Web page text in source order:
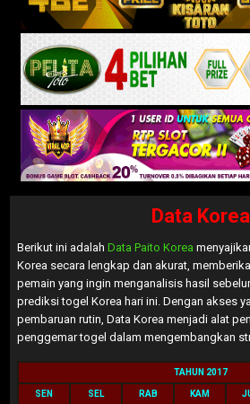
Data Korea
Berikut ini adalah Data Paito Korea
Korea secara lengkap dan akurat,
pemain yang ingin menganalisis hasil
prediksi togel Korea hari ini. Dengan akses
pembaruan rutin, Data Korea menjadi alat
penggemar togel dalam mengembangkan
TAHUN 2017
SEN SEL RAB KAM